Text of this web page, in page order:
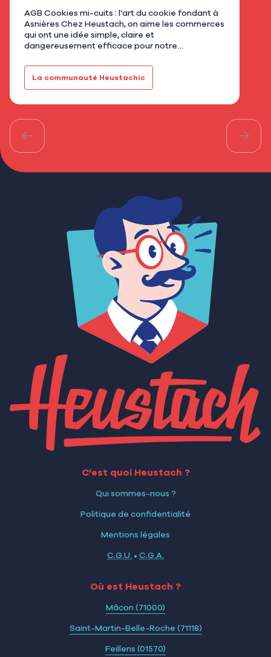
AGB Cookies mi-cuits : l’art du cookie fondant à
Asnières Chez Heustach, on aime les commerces
qui ont une idée simple, claire et
dangereusement efficace pour notre
installé au 21 rue de Bretagne à As…
La communauté Heustachic
C'est quoi Heustach ?
Qui sommes-nous ?
Politique de confidentialité
Mentions légales
C.G.U. • C.G.A.
Où est Heustach ?
Mâcon (71000)
Saint-Martin-Belle-Roche (71118)
Feillens (01570)